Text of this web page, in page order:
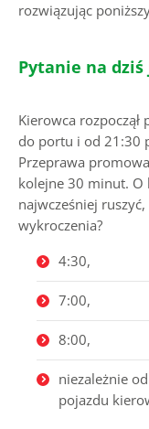
rozwiązując
Pytanie na
Kierowca rozpoczął
do portu i od 21:30
Przeprawa
kolejne 30 minut. O
najwcześniej
wykroczenia?
4:30,
7:00,
8:00,
niezależnie
pojazdu